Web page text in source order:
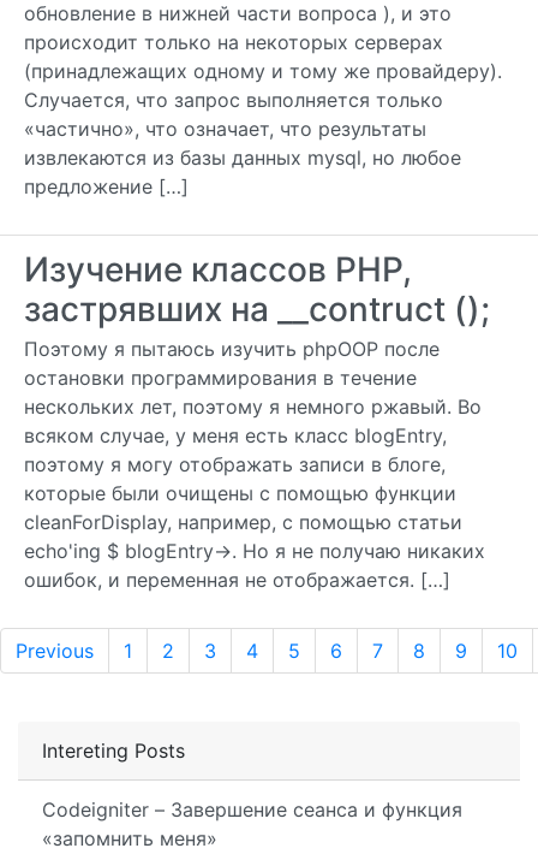
обновление в нижней части вопроса ), и это
происходит только на некоторых серверах
(принадлежащих одному и тому же провайдеру).
Случается, что запрос выполняется только
«частично», что означает, что результаты
извлекаются из базы данных mysql, но любое
предложение […]
Изучение классов PHP,
застрявших на __contruct ();
Поэтому я пытаюсь изучить phpOOP после
остановки программирования в течение
нескольких лет, поэтому я немного ржавый. Во
всяком случае, у меня есть класс blogEntry,
поэтому я могу отображать записи в блоге,
которые были очищены с помощью функции
cleanForDisplay, например, с помощью статьи
echo'ing $ blogEntry->. Но я не получаю никаких
ошибок, и переменная не отображается. […]
Previous 1 2 3 4 5 6 7 8 9 10
Intereting Posts
Codeigniter – Завершение сеанса и функция
«запомнить меня»